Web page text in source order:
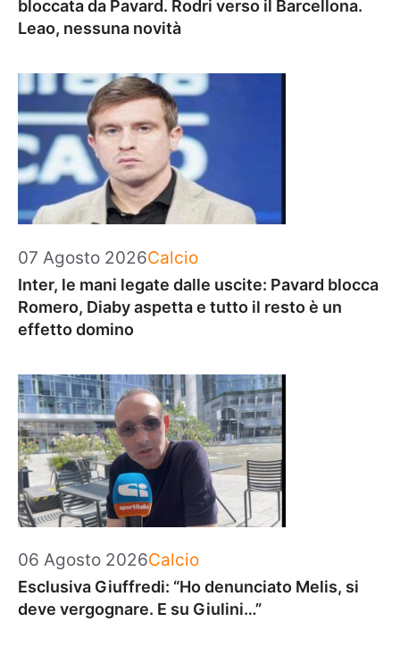
bloccata da Pavard. Rodri verso il Barcellona.
Leao, nessuna novità
07 Agosto 2026Categorie
Calcio
Inter, le mani legate dalle uscite: Pavard blocca
Romero, Diaby aspetta e tutto il resto è un
effetto domino
06 Agosto 2026Categorie
Calcio
Esclusiva Giuffredi: “Ho denunciato Melis, si
deve vergognare. E su Giulini…”